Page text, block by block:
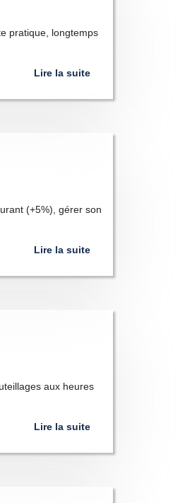
pratique, longtemps
Lire la suite
(+5%), gérer son
Lire la suite
aux heures
Lire la suite